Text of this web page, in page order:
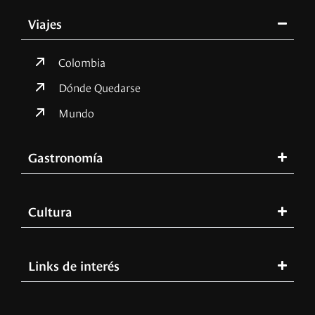
Viajes
Colombia
Dónde Quedarse
Mundo
Gastronomía
Cultura
Links de interés